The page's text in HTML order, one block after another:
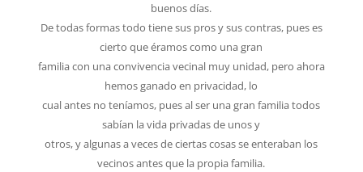
buenos días.
De todas formas todo tiene sus pros y sus contras, pues es
cierto que éramos como una gran
familia con una convivencia vecinal muy unidad, pero ahora
hemos ganado en privacidad, lo
cual antes no teníamos, pues al ser una gran familia todos
sabían la vida privadas de unos y
otros, y algunas a veces de ciertas cosas se enteraban los
vecinos antes que la propia familia.